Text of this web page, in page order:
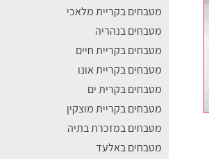
מטבחים בקריית מלאכי
מטבחים בנהריה
מטבחים בקריית חיים
מטבחים בקריית אונו
מטבחים בקרית ים
מטבחים בקריית מוצקין
מטבחים במזכרת בתיה
מטבחים באלעד